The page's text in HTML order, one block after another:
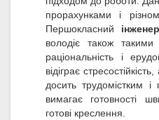
прорахунками і
Першокласний
володіє також
раціональність і
відіграє
досить трудомістким
вимагає готовності
готові креслення.